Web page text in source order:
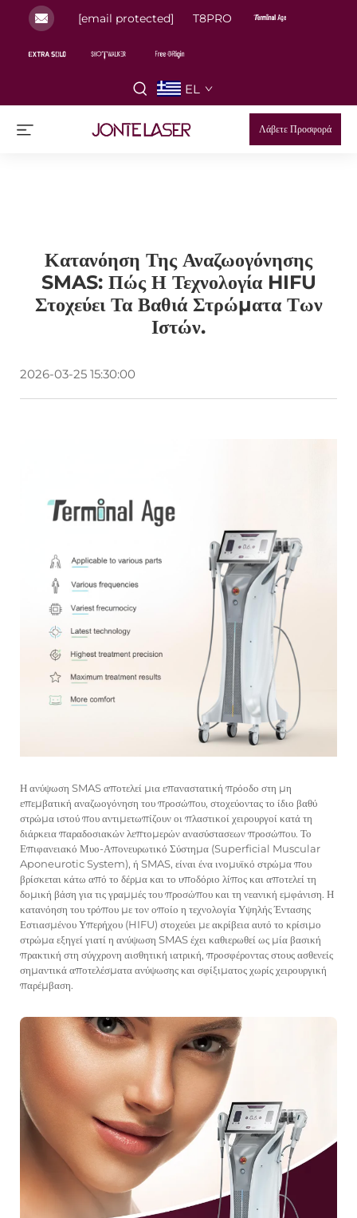
[email protected] T8PRO
EL
Λάβετε Προσφορά
Κατανόηση Της Αναζωογόνησης
SMAS: Πώς Η Τεχνολογία HIFU
Στοχεύει Τα Βαθιά Στρώματα Των
Ιστών.
2026-03-25 15:30:00
Η ανύψωση SMAS αποτελεί μια επαναστατική πρόοδο στη μη
επεμβατική αναζωογόνηση του προσώπου, στοχεύοντας το ίδιο βαθύ
στρώμα ιστού που αντιμετωπίζουν οι πλαστικοί χειρουργοί κατά τη
διάρκεια παραδοσιακών λεπτομερών ανασύστασεων προσώπου. Το
Επιφανειακό Μυο-Απονευρωτικό Σύστημα (Superficial Muscular
Aponeurotic System), ή SMAS, είναι ένα ινομυϊκό στρώμα που
βρίσκεται κάτω από το δέρμα και το υποδόριο λίπος και αποτελεί τη
δομική βάση για τις γραμμές του προσώπου και τη νεανική εμφάνιση. Η
κατανόηση του τρόπου με τον οποίο η τεχνολογία Υψηλής Έντασης
Εστιασμένου Υπερήχου (HIFU) στοχεύει με ακρίβεια αυτό το κρίσιμο
στρώμα εξηγεί γιατί η ανύψωση SMAS έχει καθιερωθεί ως μία βασική
πρακτική στη σύγχρονη αισθητική ιατρική, προσφέροντας στους ασθενείς
σημαντικά αποτελέσματα ανύψωσης και σφίξιματος χωρίς χειρουργική
παρέμβαση.